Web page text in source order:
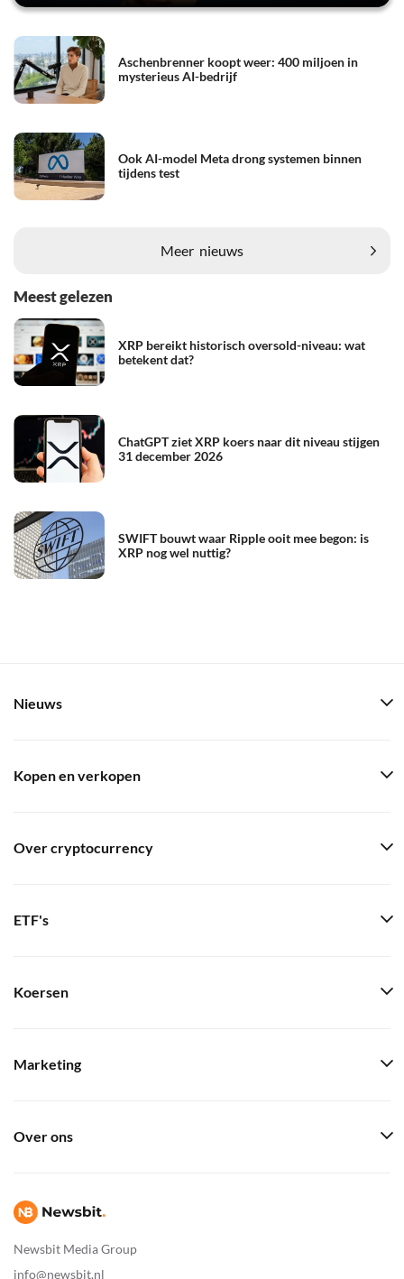
Aschenbrenner koopt weer: 400 miljoen in
mysterieus AI-bedrijf
Ook AI-model Meta drong systemen binnen
tijdens test
Meer nieuws
Meest gelezen
XRP bereikt historisch oversold-niveau: wat
betekent dat?
ChatGPT ziet XRP koers naar dit niveau stijgen
31 december 2026
SWIFT bouwt waar Ripple ooit mee begon: is
XRP nog wel nuttig?
Newsbit Media Group
info@newsbit.nl
Nieuws
Kopen en verkopen
Over cryptocurrency
ETF's
Koersen
Marketing
Over ons